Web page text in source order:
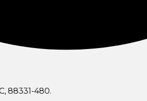
88331-480.